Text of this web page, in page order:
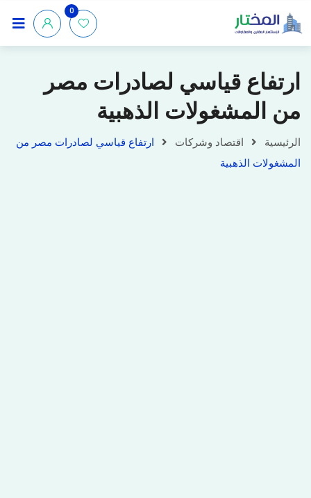
0
ارتفاع قياسي لصادرات مصر
من المشغولات الذهبية
الرئيسية اقتصاد وشركات
ارتفاع قياسي لصادرات مصر من
المشغولات الذهبية